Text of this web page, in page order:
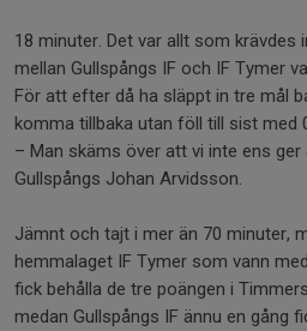
18 minuter. Det var allt som krävdes
mellan Gullspångs IF och IF Tymer
För att efter då ha släppt in tre mål
komma tillbaka utan föll till sist med
– Man skäms över att vi inte ens
Gullspångs Johan Arvidsson.
Jämnt och tajt i mer än 70 minuter,
hemmalaget IF Tymer som vann
fick behålla de tre poängen i
medan Gullspångs IF ännu en gång